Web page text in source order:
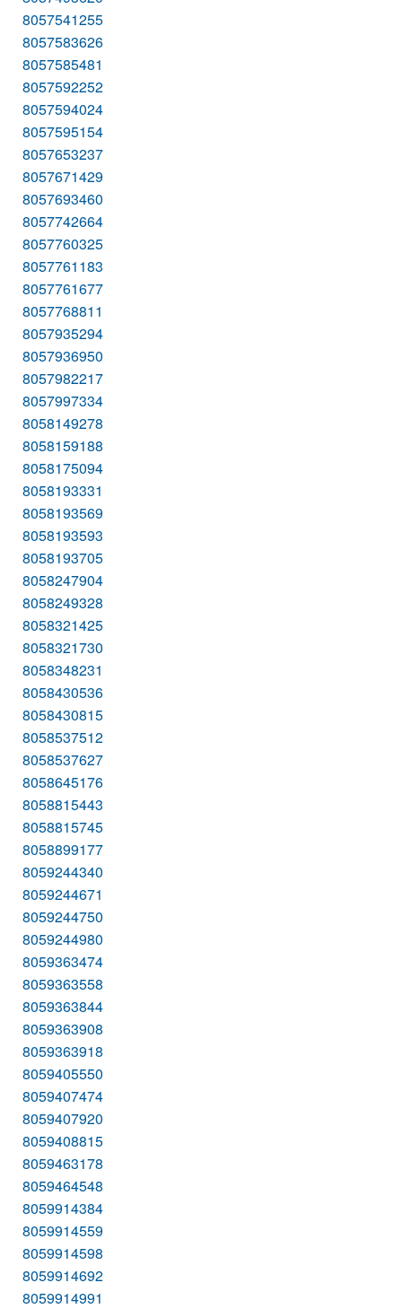
8057541255
8057583626
8057585481
8057592252
8057594024
8057595154
8057653237
8057671429
8057693460
8057742664
8057760325
8057761183
8057761677
8057768811
8057935294
8057936950
8057982217
8057997334
8058149278
8058159188
8058175094
8058193331
8058193569
8058193593
8058193705
8058247904
8058249328
8058321425
8058321730
8058348231
8058430536
8058430815
8058537512
8058537627
8058645176
8058815443
8058815745
8058899177
8059244340
8059244671
8059244750
8059244980
8059363474
8059363558
8059363844
8059363908
8059363918
8059405550
8059407474
8059407920
8059408815
8059463178
8059464548
8059914384
8059914559
8059914598
8059914692
8059914991